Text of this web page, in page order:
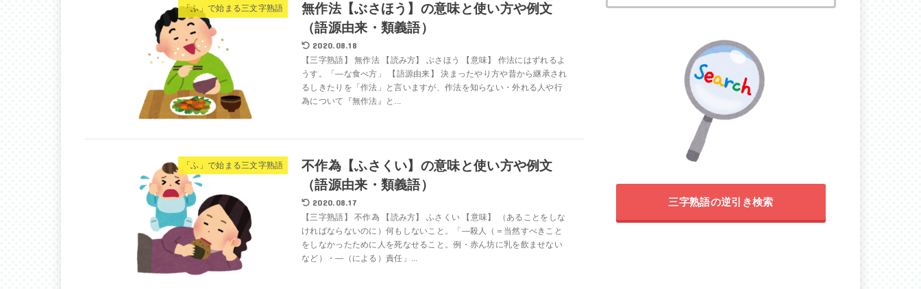
「ふ」で始まる三文字熟語
無作法【ぶさほう】の意味と使い方や例文
（語源由来・類義語）
2020.08.18
【三字熟語】 無作法 【読み方】 ぶさほう 【意味】 作法にはずれるよ
うす。「―な食べ方」 【語源由来】 決まったやり方や昔から継承され
るしきたりを「作法」と言いますが、作法を知らない・外れる人や行
為について『無作法』と...
「ふ」で始まる三文字熟語
不作為【ふさくい】の意味と使い方や例文
（語源由来・類義語）
2020.08.17
【三字熟語】 不作為 【読み方】 ふさくい 【意味】 （あることをしな
ければならないのに）何もしないこと。「―殺人（＝当然すべきこと
をしなかったために人を死なせること。例・赤ん坊に乳を飲ませない
など）・―（による）責任」...
三字熟語の逆引き検索